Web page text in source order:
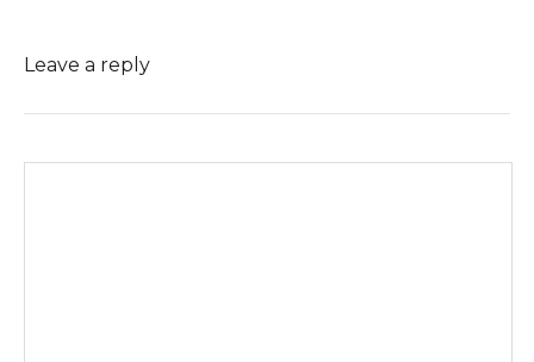
Leave a reply